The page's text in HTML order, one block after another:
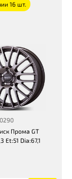
16 шт.
Прома GT
Et:51 Dia:67,1